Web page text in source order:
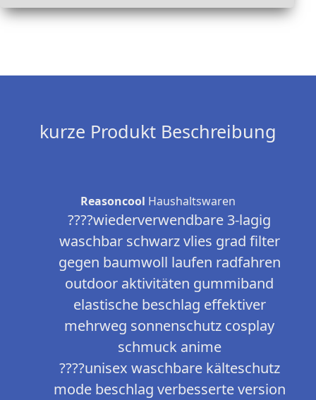
kurze Produkt Beschreibung
Reasoncool Haushaltswaren
????wiederverwendbare 3-lagig
waschbar schwarz vlies grad filter
gegen baumwoll laufen radfahren
outdoor aktivitäten gummiband
elastische beschlag effektiver
mehrweg sonnenschutz cosplay
schmuck anime
????unisex waschbare kälteschutz
mode beschlag verbesserte version